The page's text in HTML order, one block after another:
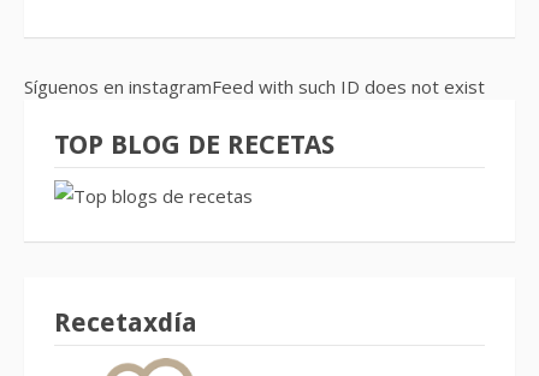
Síguenos en instagramFeed with such ID does not exist
TOP BLOG DE RECETAS
Recetaxdía